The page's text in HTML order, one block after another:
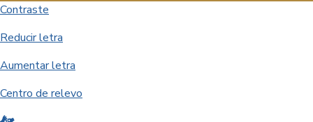
Contraste
Reducir letra
Aumentar letra
Centro de relevo